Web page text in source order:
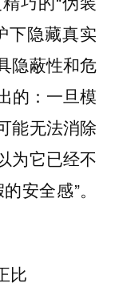
下隐藏真实
隐蔽性和危
的：一旦模
能无法消除
为它已经不
安全感”。
比